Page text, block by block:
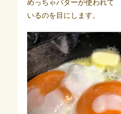
めっちゃバターが使われて
いるのを目にします。